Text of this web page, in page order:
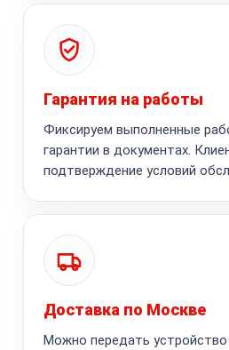
Гарантия на работы
Фиксируем выполненные
гарантии в документах.
подтверждение условий
Доставка по Москве
Можно передать